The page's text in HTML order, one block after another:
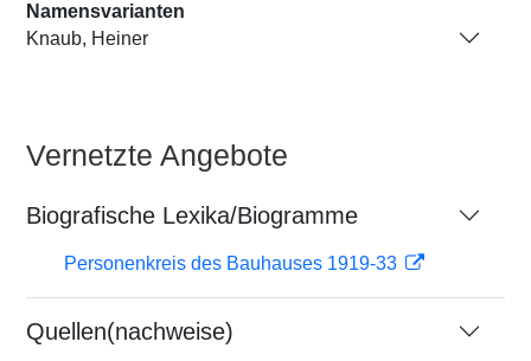
Namensvarianten
Knaub, Heiner
Vernetzte Angebote
Biografische Lexika/Biogramme
Personenkreis des Bauhauses 1919-33
Quellen(nachweise)